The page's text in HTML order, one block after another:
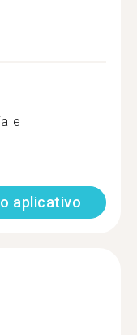
e
aplicativo